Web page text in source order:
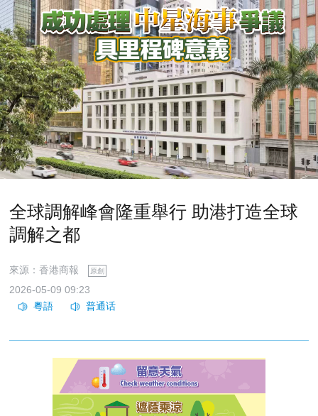
全球調解峰會隆重舉行 助港打造全球
調解之都
來源：香港商報 原創
2026-05-09 09:23